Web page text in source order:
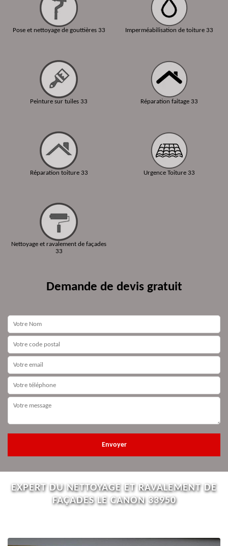
Pose et nettoyage de gouttières 33
Peinture sur tuiles 33
Réparation toiture 33
Nettoyage et ravalement de façades
33
Imperméabilisation de toiture 33
Réparation faitage 33
Urgence Toiture 33
Demande de devis gratuit
EXPERT DU NETTOYAGE ET RAVALEMENT DE
FAÇADES LE CANON 33950